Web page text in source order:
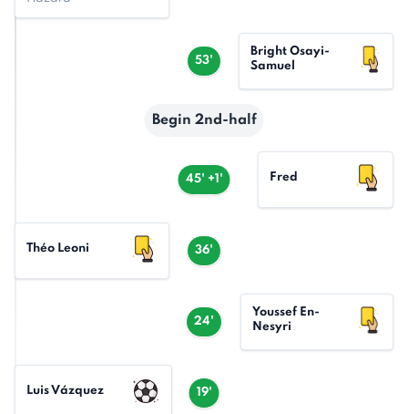
53'
Bright Osayi-
Samuel
Begin 2nd-half
45' +1' Fred
36'
Théo Leoni
24'
Youssef En-
Nesyri
19'
Luis Vázquez